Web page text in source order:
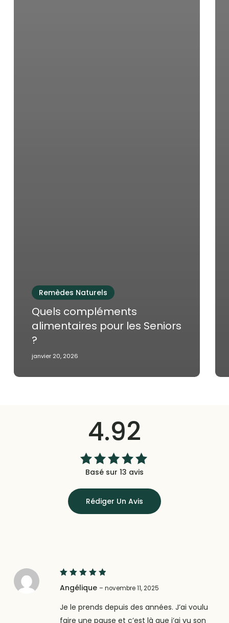
Remèdes Naturels
Quels compléments
alimentaires pour les Seniors
?
janvier 20, 2026
4.92
Note
4.92sur
5
Basé sur 13 avis
Rédiger Un Avis
sur 5
Angélique – novembre 11, 2025
Je le prends depuis des années. J’ai voulu
faire une pause et c’est là que j’ai vu son